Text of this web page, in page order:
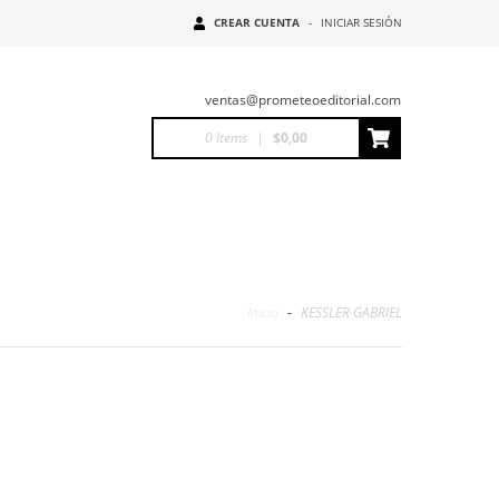
CREAR CUENTA - INICIAR SESIÓN
ventas@prometeoeditorial.com
0 Items | $0,00
- KESSLER GABRIEL